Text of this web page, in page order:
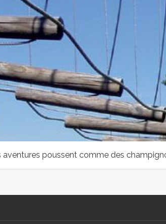
aventures poussent comme des